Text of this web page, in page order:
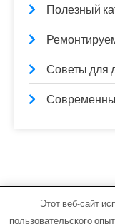
Полезный
Советы для
Этот веб-сайт
пользовательского